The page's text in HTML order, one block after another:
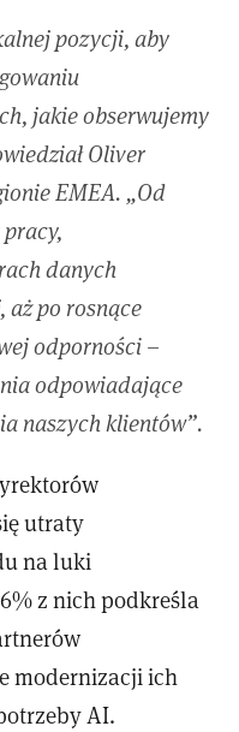
pozycji, aby
jakie obserwujemy
Oliver
EMEA. „Od
danych
po rosnące
odporności –
odpowiadające
naszych klientów”.
utraty
na luki
z nich podkreśla
modernizacji ich
AI.